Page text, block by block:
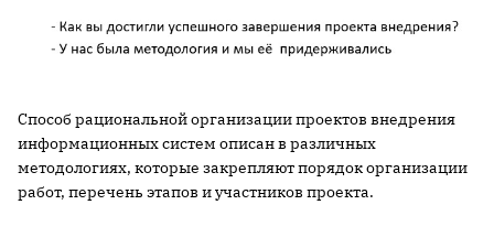
Способ рациональной организации проектов внедрения
информационных систем описан в различных
методологиях, которые закрепляют порядок организации
работ, перечень этапов и участников проекта.